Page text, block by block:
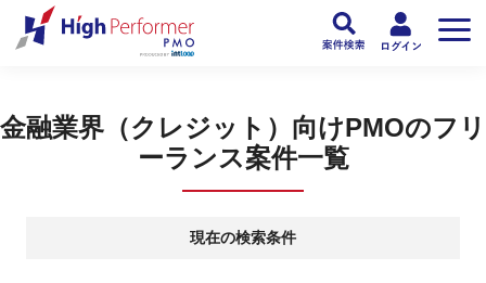
金融業界（クレジット）向けPMOのフリ
ーランス案件一覧
現在の検索条件